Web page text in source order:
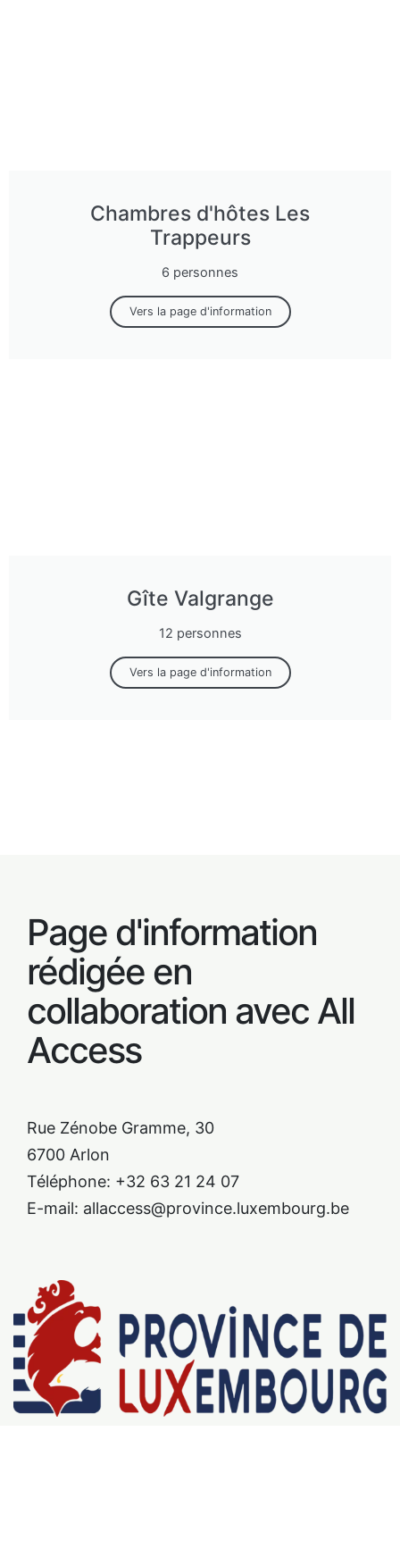
Chambres d'hôtes Les
Trappeurs
6 personnes
Vers la page d'information
Gîte Valgrange
12 personnes
Vers la page d'information
Page d'information
rédigée en
collaboration avec All
Access
Rue Zénobe Gramme, 30
6700 Arlon
Téléphone: +32 63 21 24 07
E-mail: allaccess@province.luxembourg.be